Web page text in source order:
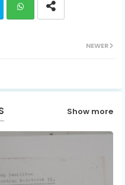
ap
NEWER
Show more